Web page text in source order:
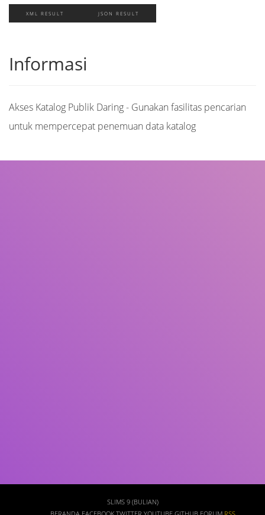
XML RESULT JSON RESULT
Informasi
Akses Katalog Publik Daring - Gunakan fasilitas pencarian
untuk mempercepat penemuan data katalog
SLIMS 9 (BULIAN)